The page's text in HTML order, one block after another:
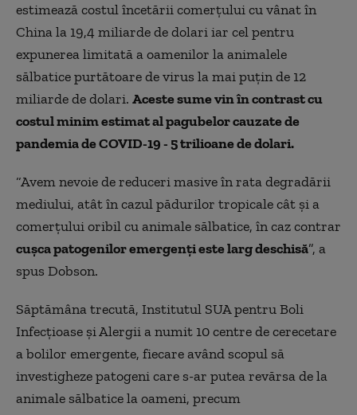
estimează costul încetării comerțului cu vânat în
China la 19,4 miliarde de dolari iar cel pentru
expunerea limitată a oamenilor la animalele
sălbatice purtătoare de virus la mai puțin de 12
miliarde de dolari. Aceste sume vin în contrast cu
costul minim estimat al pagubelor cauzate de
pandemia de COVID-19 - 5 trilioane de dolari.
“Avem nevoie de reduceri masive în rata degradării
mediului, atât în cazul pădurilor tropicale cât și a
comerțului oribil cu animale sălbatice, în caz contrar
cușca patogenilor emergenți este larg deschisă”, a
spus Dobson.
Săptămâna trecută, Institutul SUA pentru Boli
Infecțioase și Alergii a numit 10 centre de cerecetare
a bolilor emergente, fiecare având scopul să
investigheze patogeni care s-ar putea revărsa de la
animale sălbatice la oameni, precum